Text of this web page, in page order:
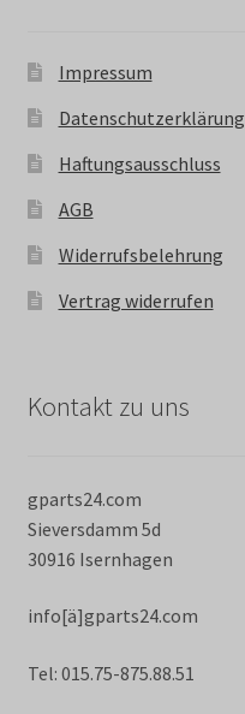
Impressum
Datenschutzerklärung
Haftungsausschluss
AGB
Widerrufsbelehrung
Vertrag widerrufen
Kontakt zu uns
gparts24.com
Sieversdamm 5d
30916 Isernhagen
info[ä]gparts24.com
Tel: 015.75-875.88.51